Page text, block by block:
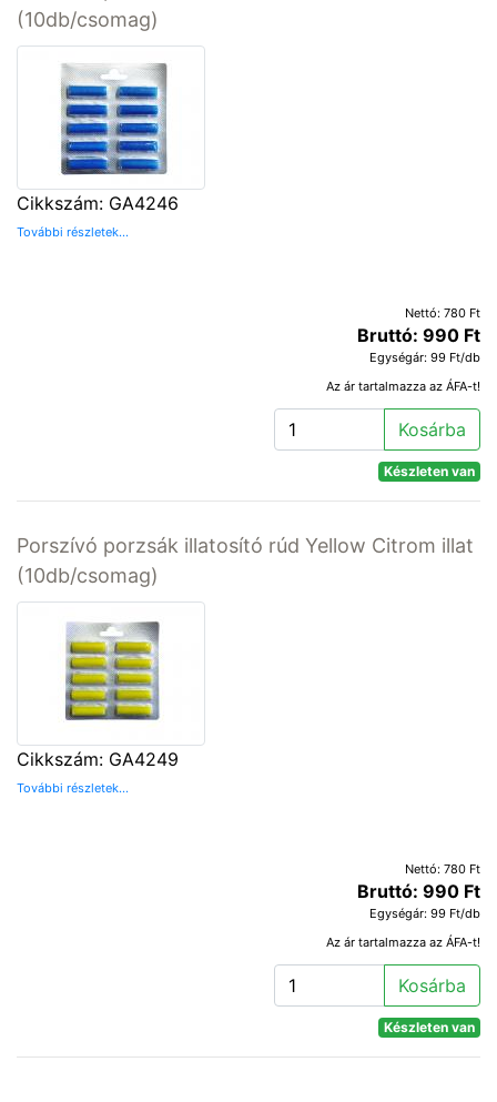
(10db/csomag)
Cikkszám: GA4246
További részletek...
Nettó: 780 Ft
Bruttó: 990 Ft
Egységár: 99 Ft/db
Az ár tartalmazza az ÁFA-t!
Kosárba
Készleten van
Porszívó porzsák illatosító rúd Yellow Citrom illat
(10db/csomag)
Cikkszám: GA4249
További részletek...
Nettó: 780 Ft
Bruttó: 990 Ft
Egységár: 99 Ft/db
Az ár tartalmazza az ÁFA-t!
Kosárba
Készleten van